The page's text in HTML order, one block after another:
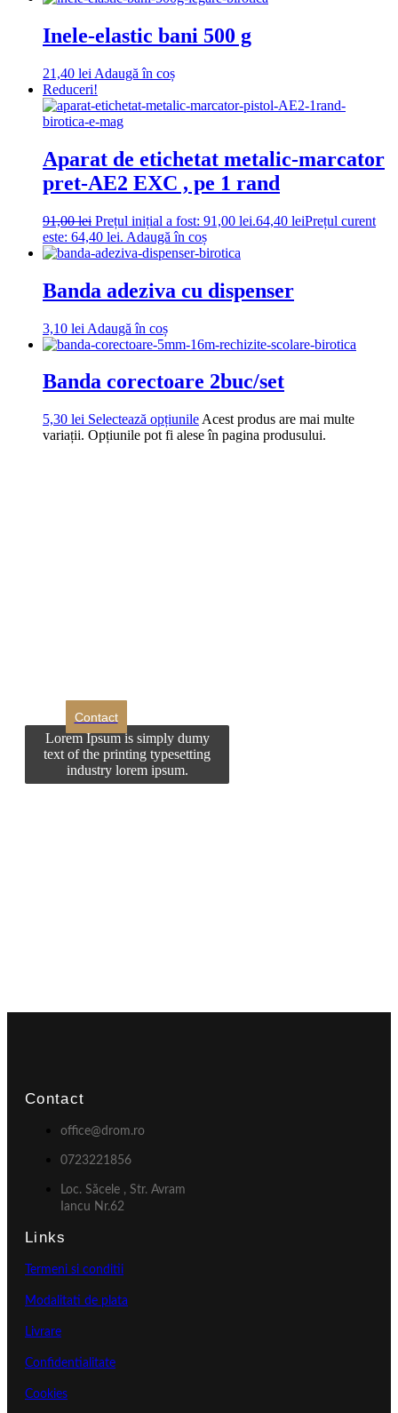
Inele-elastic bani 500 g
21,40 lei Adaugă în coș
Reduceri!
Aparat de etichetat metalic-marcator
pret-AE2 EXC , pe 1 rand
91,00lei Prețul inițial a fost: 91,00 lei.64,40 leiPrețul curent
este: 64,40 lei. Adaugă în coș
Banda adeziva cu dispenser
3,10 lei Adaugă în coș
Banda corectoare 2buc/set
5,30 lei Selectează opțiunile Acest produs are mai multe
variații. Opțiunile pot fi alese în pagina produsului.
Contact
Lorem Ipsum is simply dumy
text of the printing typesetting
industry lorem ipsum.
Contact
office@drom.ro
0723221856
Loc. Săcele , Str. Avram
Iancu Nr.62
Links
Termeni si conditii
Modalitati de plata
Livrare
Confidentialitate
Cookies